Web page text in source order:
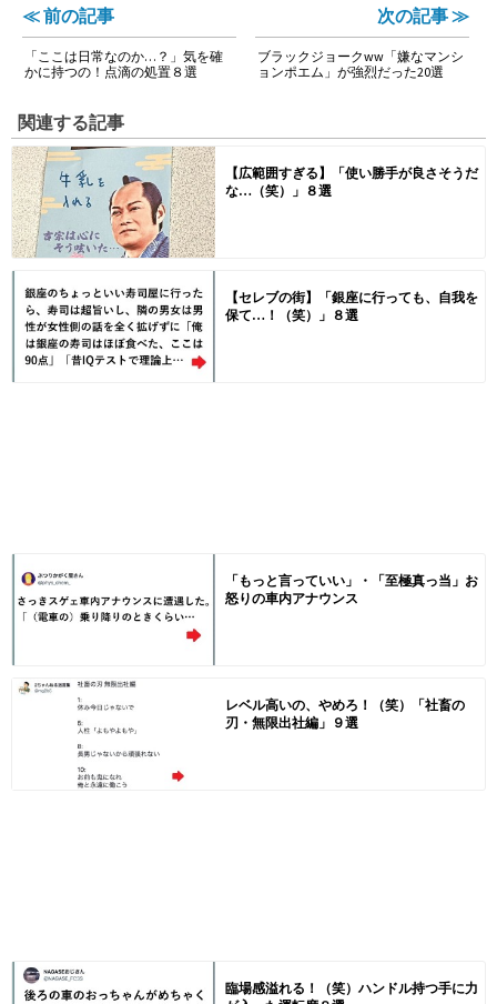
≪ 前の記事
「ここは日常なのか…？」気を確
かに持つの！点滴の処置８選
次の記事 ≫
ブラックジョークww「嫌なマンシ
ョンポエム」が強烈だった20選
関連する記事
【広範囲すぎる】「使い勝手が良さそうだ
な…（笑）」８選
【セレブの街】「銀座に行っても、自我を
保て…！（笑）」８選
「もっと言っていい」・「至極真っ当」お
怒りの車内アナウンス
レベル高いの、やめろ！（笑）「社畜の
刃・無限出社編」９選
臨場感溢れる！（笑）ハンドル持つ手に力